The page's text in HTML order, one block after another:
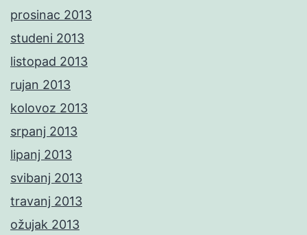
prosinac 2013
studeni 2013
listopad 2013
rujan 2013
kolovoz 2013
srpanj 2013
lipanj 2013
svibanj 2013
travanj 2013
ožujak 2013